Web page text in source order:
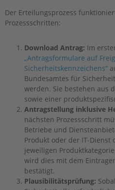
Der Erteilungsprozess
Prozessschritten:
Download Antrag: Im
„Antragsformulare auf
Sicherheitskennzeichens“
Bundesamtes für
werden. Sie bestehen aus
sowie einer
Antragstellung inklusive
nächsten Prozessschritt
Betriebe und
Produkt oder der IT-Dienst
jeweiligen
wird dies mit dem
bestätigt.
Plausibilitätsprüfung: